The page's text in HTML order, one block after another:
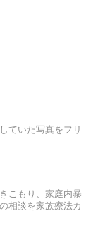
ていた写真をフリ
こもり、家庭内暴
相談を家族療法カ